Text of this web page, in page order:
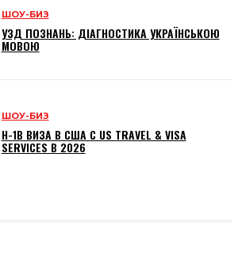
ШОУ-БИЗ
УЗД ПОЗНАНЬ: ДІАГНОСТИКА УКРАЇНСЬКОЮ
МОВОЮ
ШОУ-БИЗ
H-1B ВИЗА В США С US TRAVEL & VISA
SERVICES В 2026